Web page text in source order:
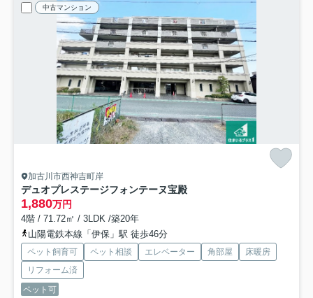
中古マンション
加古川市西神吉町岸
デュオプレステージフォンテーヌ宝殿
1,880万円
4階 / 71.72㎡ / 3LDK /築20年
山陽電鉄本線「伊保」駅 徒歩46分
ペット飼育可 ペット相談 エレベーター 角部屋
床暖房
リフォーム済
ペット可